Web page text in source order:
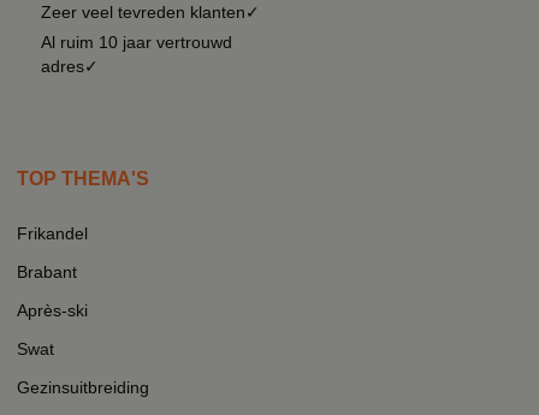
Zeer veel tevreden klanten✓
Al ruim 10 jaar vertrouwd
adres✓
TOP THEMA'S
Frikandel
Brabant
Après-ski
Swat
Gezinsuitbreiding